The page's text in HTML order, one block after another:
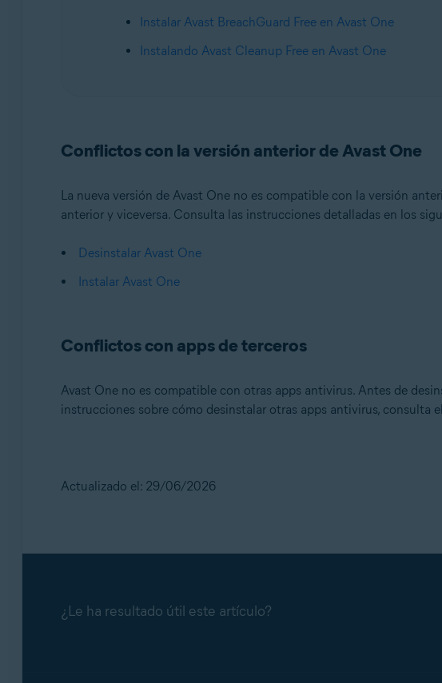
Instalar Avast BreachGuard Free en Avast One
Instalando Avast Cleanup Free en Avast One
Conflictos con la versión anterior de Avast One
La nueva versión de Avast One no es compatible con la versión
anterior y viceversa. Consulta las instrucciones detalladas en los
Desinstalar Avast One
Instalar Avast One
Conflictos con apps de terceros
Avast One no es compatible con otras apps antivirus. Antes de
instrucciones sobre cómo desinstalar otras apps antivirus, consulta
Actualizado el: 29/06/2026
¿Le ha resultado útil este artículo?